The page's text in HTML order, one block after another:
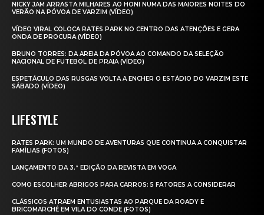
NICKY JAM ARRASTA MILHARES AO HONI NUMA DAS MAIORES NOITES DO
VERÃO NA PÓVOA DE VARZIM (VÍDEO)
VÍDEO VIRAL COLOCA RATES PARK NO CENTRO DAS ATENÇÕES E GERA
ONDA DE PROCURA (VÍDEO)
BRUNO TORRES: DA AREIA DA PÓVOA AO COMANDO DA SELEÇÃO
NACIONAL DE FUTEBOL DE PRAIA (VÍDEO)
ESPETÁCULO DAS RUSGAS VOLTA A ENCHER O ESTÁDIO DO VARZIM ESTE
SÁBADO (VÍDEO)
LIFESTYLE
RATES PARK: UM MUNDO DE AVENTURAS QUE CONTINUA A CONQUISTAR
FAMÍLIAS (FOTOS)
LANÇAMENTO DA 3.ª EDIÇÃO DA REVISTA EM VOGA
COMO ESCOLHER ABRIGOS PARA CARROS: 5 FATORES A CONSIDERAR
CLÁSSICOS ATRAEM ENTUSIASTAS AO PARQUE DA ROADY E
BRICOMARCHÉ EM VILA DO CONDE (FOTOS)